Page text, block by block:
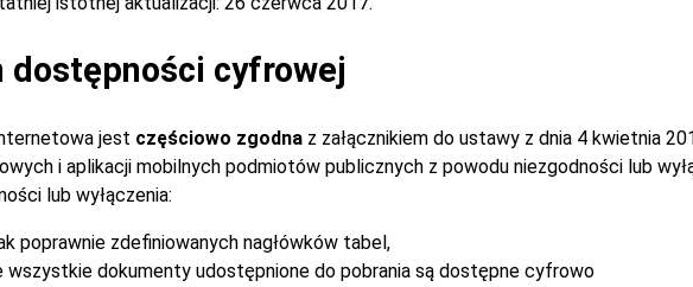
dostępności cyfrowej
jest częściowo zgodna z załącznikiem do ustawy z dnia 4 kwietnia
i aplikacji mobilnych podmiotów publicznych z powodu niezgodności lub
lub wyłączenia:
poprawnie zdefiniowanych nagłówków tabel,
wszystkie dokumenty udostępnione do pobrania są dostępne cyfrowo